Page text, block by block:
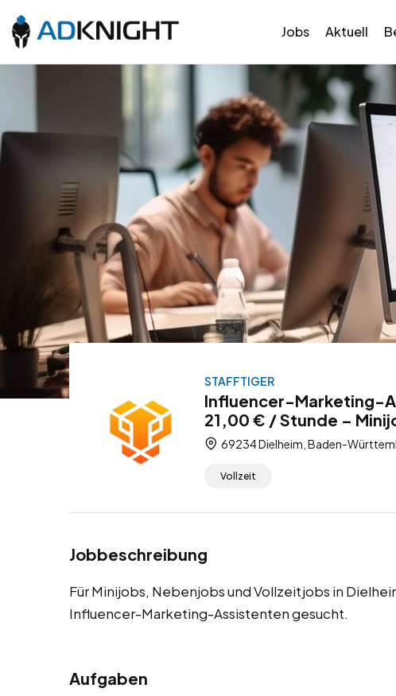
Jobs Aktuell
STAFFTIGER
Influencer-Marketing-
21,00 € / Stunde –
69234 Dielheim, Baden-
Vollzeit
Jobbeschreibung
Für Minijobs, Nebenjobs und Vollzeitjobs in
Influencer-Marketing-Assistenten gesucht.
Aufgaben